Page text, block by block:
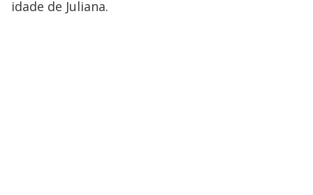
idade de Juliana.